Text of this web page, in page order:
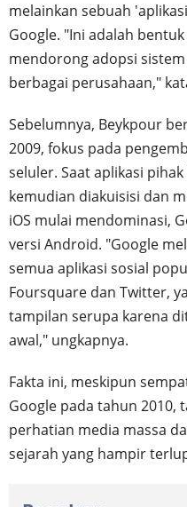
melainkan sebuah
Google. "Ini adalah
mendorong adopsi
berbagai perusahaan,"
Sebelumnya, Beykpour
2009, fokus pada
seluler. Saat aplikasi
kemudian diakuisisi dan
iOS mulai mendominasi,
versi Android. "Google
semua aplikasi sosial
Foursquare dan Twitter,
tampilan serupa karena
awal," ungkapnya.
Fakta ini, meskipun
Google pada tahun 2010,
perhatian media massa
sejarah yang hampir